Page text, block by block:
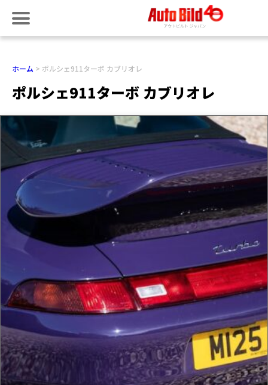
ホーム ポルシェ911ターボ カブリオレ
ポルシェ911ターボ カブリオレ